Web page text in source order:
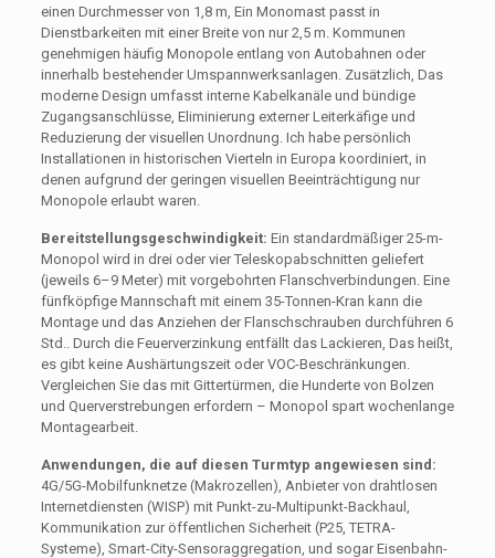
einen Durchmesser von 1,8 m, Ein Monomast passt in
Dienstbarkeiten mit einer Breite von nur 2,5 m. Kommunen
genehmigen häufig Monopole entlang von Autobahnen oder
innerhalb bestehender Umspannwerksanlagen. Zusätzlich, Das
moderne Design umfasst interne Kabelkanäle und bündige
Zugangsanschlüsse, Eliminierung externer Leiterkäfige und
Reduzierung der visuellen Unordnung. Ich habe persönlich
Installationen in historischen Vierteln in Europa koordiniert, in
denen aufgrund der geringen visuellen Beeinträchtigung nur
Monopole erlaubt waren.
Bereitstellungsgeschwindigkeit: Ein standardmäßiger 25-m-
Monopol wird in drei oder vier Teleskopabschnitten geliefert
(jeweils 6–9 Meter) mit vorgebohrten Flanschverbindungen. Eine
fünfköpfige Mannschaft mit einem 35-Tonnen-Kran kann die
Montage und das Anziehen der Flanschschrauben durchführen 6
Std.. Durch die Feuerverzinkung entfällt das Lackieren, Das heißt,
es gibt keine Aushärtungszeit oder VOC-Beschränkungen.
Vergleichen Sie das mit Gittertürmen, die Hunderte von Bolzen
und Querverstrebungen erfordern – Monopol spart wochenlange
Montagearbeit.
Anwendungen, die auf diesen Turmtyp angewiesen sind:
4G/5G-Mobilfunknetze (Makrozellen), Anbieter von drahtlosen
Internetdiensten (WISP) mit Punkt-zu-Multipunkt-Backhaul,
Kommunikation zur öffentlichen Sicherheit (P25, TETRA-
Systeme), Smart-City-Sensoraggregation, und sogar Eisenbahn-